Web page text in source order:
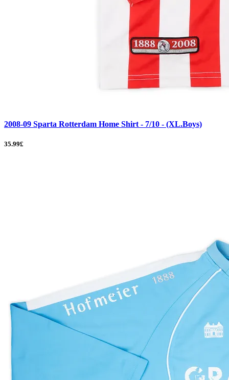
2008-09 Sparta Rotterdam Home Shirt - 7/10 - (XL.Boys)
35.99£